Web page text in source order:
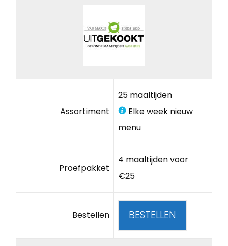
Assortiment
25 maaltijden
Elke week nieuw
menu
Proefpakket
4 maaltijden voor
€25
Bestellen BESTELLEN